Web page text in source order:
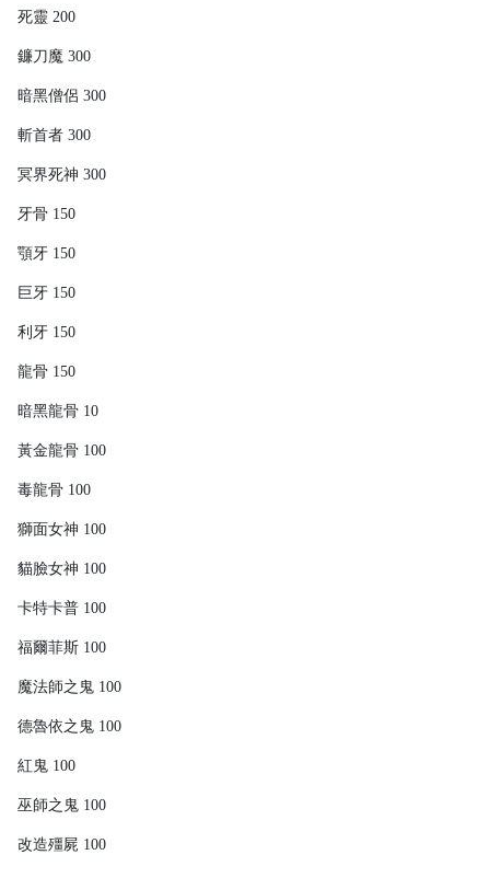
死靈 200
鐮刀魔 300
暗黑僧侶 300
斬首者 300
冥界死神 300
牙骨 150
顎牙 150
巨牙 150
利牙 150
龍骨 150
暗黑龍骨 10
黃金龍骨 100
毒龍骨 100
獅面女神 100
貓臉女神 100
卡特卡普 100
福爾菲斯 100
魔法師之鬼 100
德魯依之鬼 100
紅鬼 100
巫師之鬼 100
改造殭屍 100